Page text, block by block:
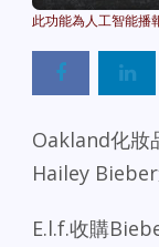
Oakland化妝
Hailey Bieber
E.l.f.收購